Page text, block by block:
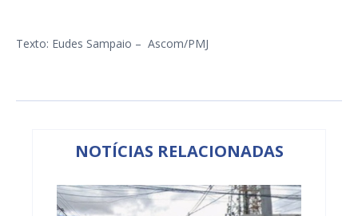
Texto: Eudes Sampaio – Ascom/PMJ
NOTÍCIAS RELACIONADAS